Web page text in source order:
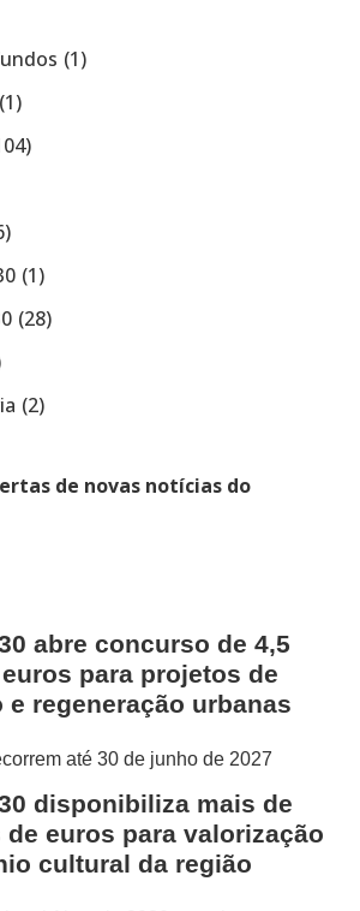
(1)
(1)
(1)
(28)
(2)
de novas notícias do
abre concurso de 4,5
para projetos de
e regeneração urbanas
até 30 de junho de 2027
disponibiliza mais de
de euros para valorização
cultural da região